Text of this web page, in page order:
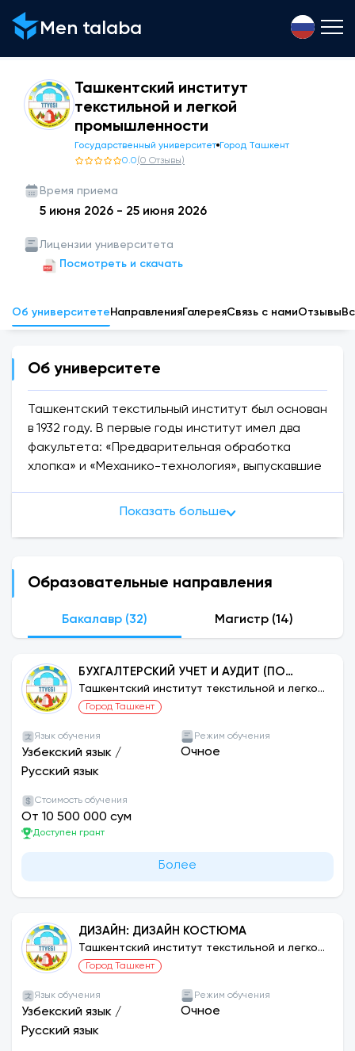
Men talaba
Ташкентский институт
текстильной и легкой
промышленности
Государственный университет Город Ташкент
0.0(0 Отзывы)
Время приема
5 июня 2026 - 25 июня 2026
Лицензии университета
Посмотреть и скачать
Об университете НаправленияГалереяСвязь с намиОтзывы
Об университете
Ташкентский текстильный институт был основан
в 1932 году. В первые годы институт имел два
факультета: «Предварительная обработка
хлопка» и «Механико-технология», выпускавшие
предварительной обработки хлопка, ткачества,
Показать больше
Образовательные направления
Бакалавр (32) Магистр (14)
БУХГАЛТЕРСКИЙ УЧЕТ И АУДИТ (ПО
ОТРАСЛЯМ)
Ташкентский институт текстильной и легкой
промышленности
Город Ташкент
Язык обучения
Узбекский язык /
Русский язык
Режим обучения
Очное
Стоимость обучения
От 10 500 000 сум
Доступен грант
Более
ДИЗАЙН: ДИЗАЙН КОСТЮМА
Ташкентский институт текстильной и легкой
промышленности
Город Ташкент
Язык обучения
Узбекский язык /
Русский язык
Режим обучения
Очное